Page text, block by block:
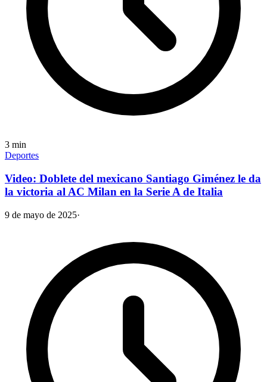
3 min
Deportes
Video: Doblete del mexicano Santiago Giménez le da
la victoria al AC Milan en la Serie A de Italia
9 de mayo de 2025·